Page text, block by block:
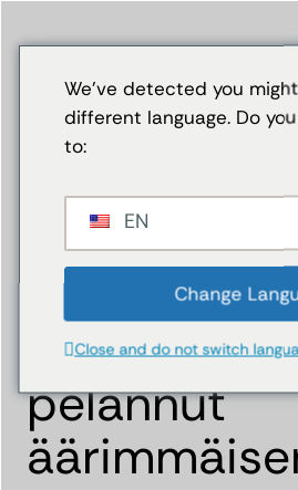
Saka –
pelannut
We've detected you
different language. Do
to:
EN
Change
Close and do not switch